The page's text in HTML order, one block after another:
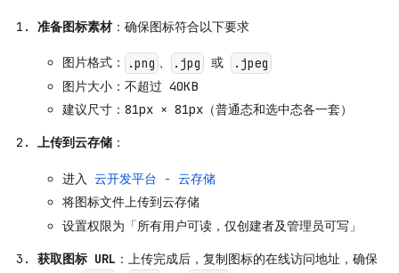
准备图标素材 ：确保图标符合以下要求
图片格式： .png 、 .jpg 或
.jpeg
图片大小：不超过 40KB
建议尺寸：81px × 81px（普通态和选中态各一套）
上传到云存储 ：
进入 云开发平台 - 云存储
将图标文件上传到云存储
设置权限为「所有用户可读，仅创建者及管理员可写」
获取图标 URL ：上传完成后，复制图标的在线访问地址，确保